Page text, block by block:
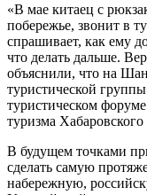
«В мае китаец с
побережье, звонит в
спрашивает, как ему
что делать дальше.
объяснили, что на
туристической
туристическом
туризма
В будущем точками
сделать самую
набережную,